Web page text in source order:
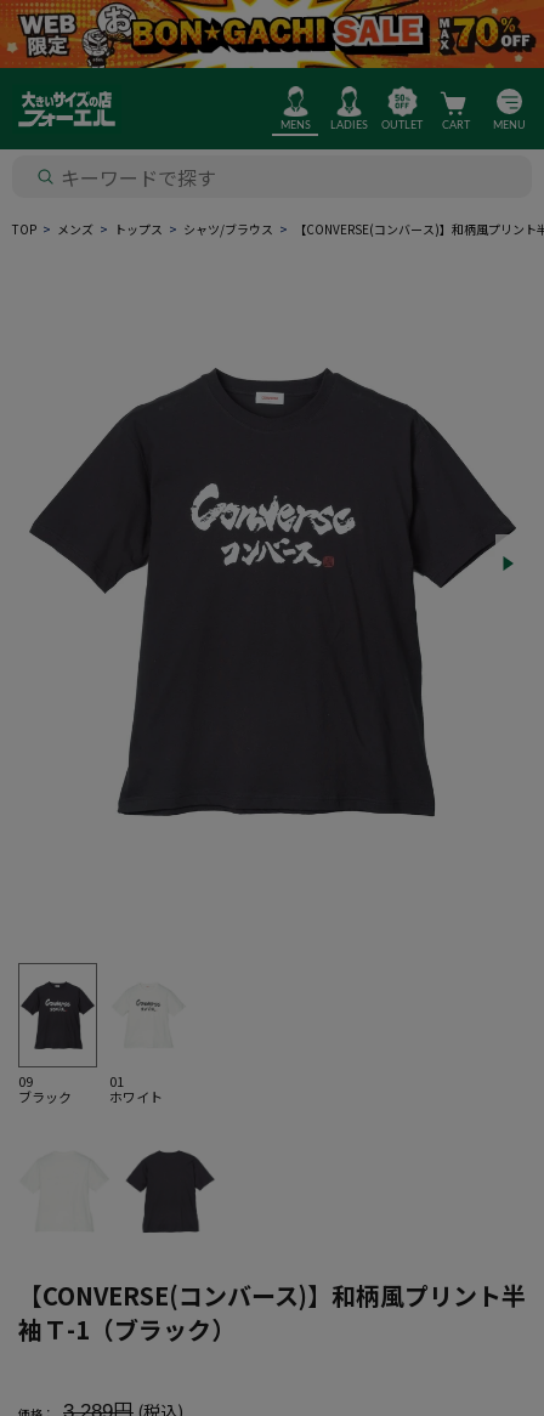
MENS LADIES OUTLET CART MENU
TOP メンズ トップス シャツ/ブラウス 【CONVERSE(コンバース)】和柄風プリン
09
ブラック
01
ホワイト
【CONVERSE(コンバース)】和柄風プリント半
袖Ｔ-1（ブラック）
3,289円 (税込)